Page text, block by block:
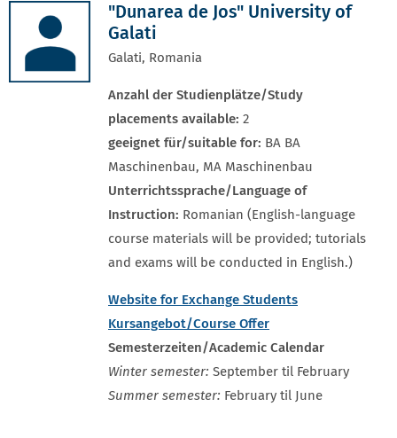
"Dunarea de Jos" University of
Galati
Galati, Romania
Anzahl der Studienplätze/Study
placements available: 2
geeignet für/suitable for: BA BA
Maschinenbau, MA Maschinenbau
Unterrichtssprache/Language of
Instruction: Romanian (English-language
course materials will be provided; tutorials
and exams will be conducted in English.)
Website for Exchange Students
Kursangebot/Course Offer
Semesterzeiten/Academic Calendar
Winter semester: September til February
Summer semester: February til June